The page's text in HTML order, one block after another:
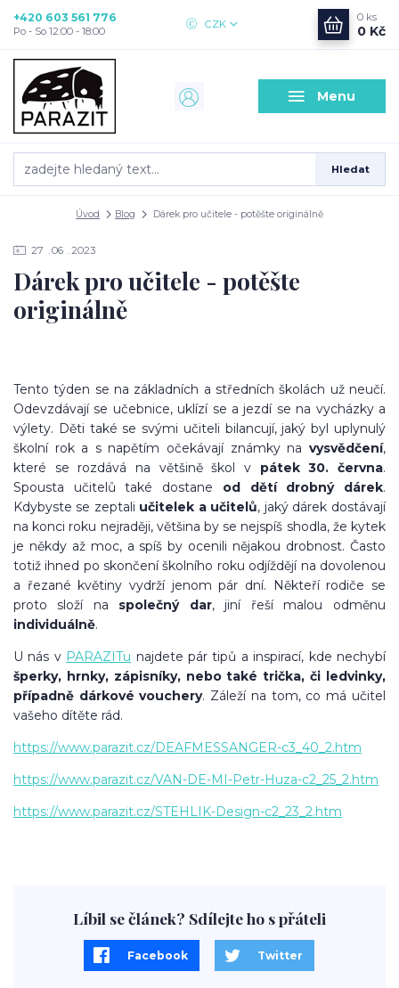
Menu
CZK
Hledat
+420 603 561 776
Po - So 12:00 - 18:00
0 ks
0 Kč
Úvod Blog Dárek pro učitele - potěšte originálně
27 06 2023
Dárek pro učitele - potěšte
originálně
Tento týden se na základních a středních školách už neučí.
Odevzdávají se učebnice, uklízí se a jezdí se na vycházky a
výlety. Děti také se svými učiteli bilancují, jaký byl uplynulý
školní rok a s napětím očekávají známky na vysvědčení,
které se rozdává na většině škol v pátek 30. června.
Spousta učitelů také dostane od dětí drobný dárek.
Kdybyste se zeptali učitelek a učitelů, jaký dárek dostávají
na konci roku nejraději, většina by se nejspíš shodla, že kytek
je někdy až moc, a spíš by ocenili nějakou drobnost. Často
totiž ihned po skončení školního roku odjíždějí na dovolenou
a řezané květiny vydrží jenom pár dní. Někteří rodiče se
proto složí na společný dar, jiní řeší malou odměnu
individuálně.
U nás v PARAZITu najdete pár tipů a inspirací, kde nechybí
šperky, hrnky, zápisníky, nebo také trička, či ledvinky,
případně dárkové vouchery. Záleží na tom, co má učitel
vašeho dítěte rád.
https://www.parazit.cz/DEAFMESSANGER-c3_40_2.htm
https://www.parazit.cz/VAN-DE-MI-Petr-Huza-c2_25_2.htm
https://www.parazit.cz/STEHLIK-Design-c2_23_2.htm
Líbil se článek? Sdílejte ho s přáteli
Facebook Twitter